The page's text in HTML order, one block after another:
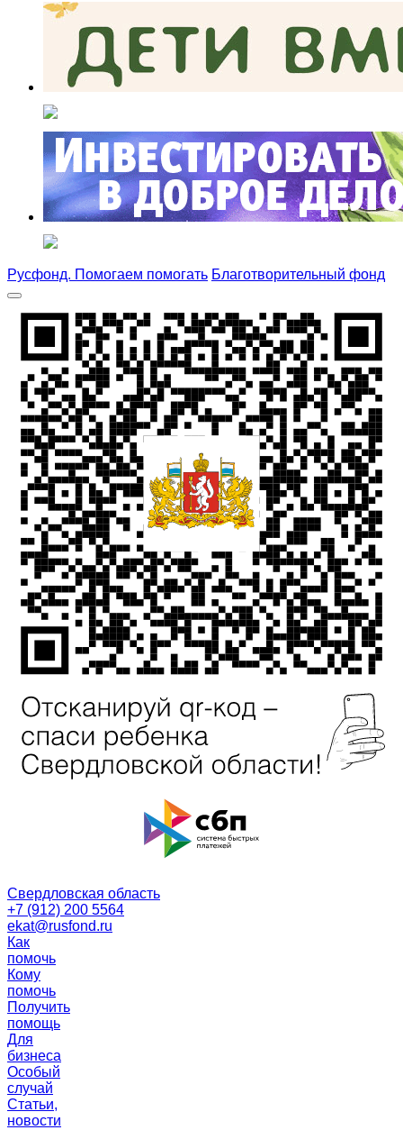
Русфонд. Помогаем помогать Благотворительный фонд
Свердловская область
+7 (912) 200 5564
ekat@rusfond.ru
Как
помочь
Кому
помочь
Получить
помощь
Для
бизнеса
Особый
случай
Статьи,
новости